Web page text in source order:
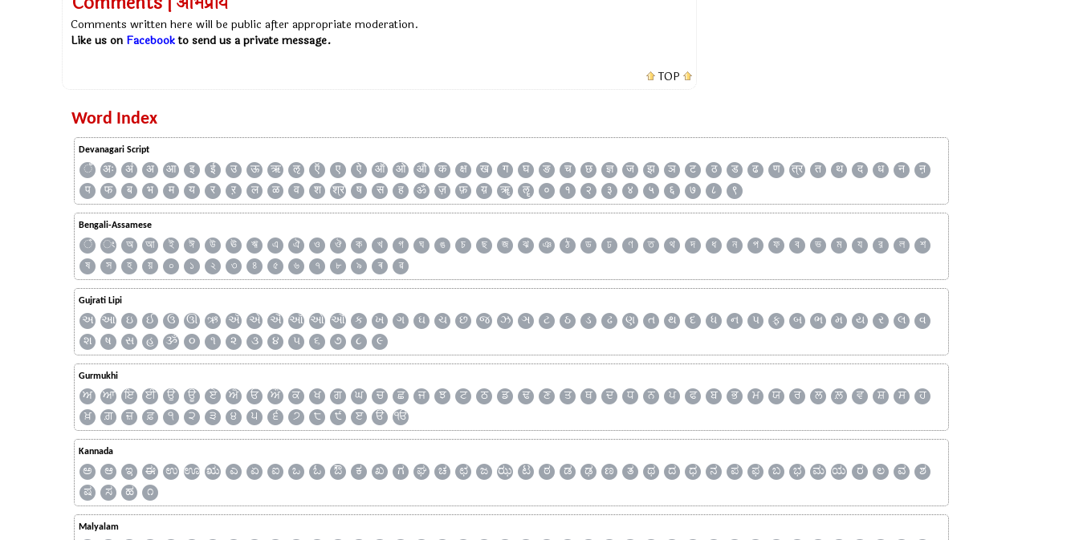
Comments written here will be public after appropriate moderation.
Like us on Facebookto send us a private message.
TOP
Word Index
Devanagari Script
ँ अः अं अ आ इ ई उ ऊ ऋ ऌ ऍ ए ऐ ऑ ओ औ क क्ष ख ग घ ङ च छ ज्ञ ज झ ञ ट ठ ड ढ ण त्र त थ द ध न
ऩ
प
फ ब भ म य र ऱ ल ळ व श श्र ष स ह ॐ ज़ फ़ य़ ॠ ॡ ० १ २ ३ ४ ५ ६ ७ ८ ९
Bengali-Assamese
ঁ ং অ আ ই ঈ উ ঊ ঋ এ ঐ ও ঔ ক খ গ ঘ ঙ চ ছ জ ঝ ঞ ঠ ড ঢ ণ ত থ দ ধ ন প ফ ব ভ ম য র ল
শ
ষ
স হ য় ০ ১ ২ ৩ ৪ ৫ ৬ ৭ ৮ ৯ ৰ ৱ
Gujrati Lipi
અ આ ઇ ઈ ઉ ઊ ઋ ઍ એ ઐ ઑ ઓ ઔ ક ખ ગ ઘ ચ છ જ ઝ ઞ ટ ઠ ડ ઢ ણ ત થ દ ધ ન પ ફ બ ભ મ ય ર લ
વ
શ
ષ સ હ ૐ ૦ ૧ ૨ ૩ ૪ ૫ ૬ ૭ ૮ ૯
Gurmukhi
ਅ ਆ ਇ ਈ ਉ ਊ ਏ ਐ ਓ ਔ ਕ ਖ ਗ ਘ ਚ ਛ ਜ ਝ ਟ ਠ ਡ ਢ ਣ ਤ ਥ ਦ ਧ ਨ ਪ ਫ ਬ ਭ ਮ ਯ ਰ ਲ ਲ਼ ਵ ਸ਼ ਸ
ਹ
ਖ਼
ਗ਼ ਜ਼ ਫ਼ ੧ ੨ ੩ ੪ ੫ ੬ ੭ ੮ ੯ ੲ ੳ ੴ
Kannada
ಅ ಆ ಇ ಈ ಉ ಊ ಋ ಎ ಏ ಐ ಒ ಓ ಔ ಕ ಖ ಗ ಘ ಚ ಛ ಜ ಝ ಟ ಠ ಡ ಢ ಣ ತ ಥ ದ ಧ ನ ಪ ಫ ಬ ಭ ಮ ಯ ರ ಲ ವ
ಶ
ಷ
ಸ ಹ ೧
Malyalam